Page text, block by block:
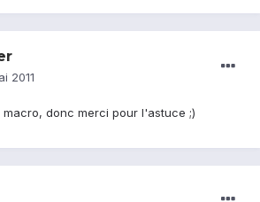
2011
donc merci pour l'astuce ;)